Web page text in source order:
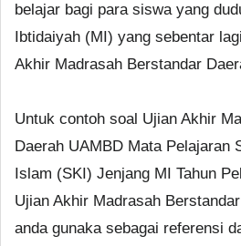
belajar bagi para siswa yang
Ibtidaiyah (MI) yang sebentar
Akhir Madrasah Berstandar
Untuk contoh soal Ujian Akhir
Daerah UAMBD Mata Pelajaran
Islam (SKI) Jenjang MI Tahun
Ujian Akhir Madrasah
anda gunaka sebagai referensi